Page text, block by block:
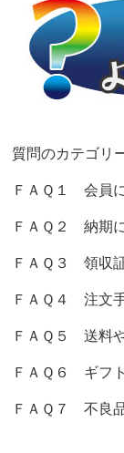
質問のカテゴリ
ＦＡＱ１ 会員
ＦＡＱ２ 納期
ＦＡＱ３ 領収
ＦＡＱ４ 注文
ＦＡＱ５ 送料
ＦＡＱ６ ギフ
ＦＡＱ７ 不良